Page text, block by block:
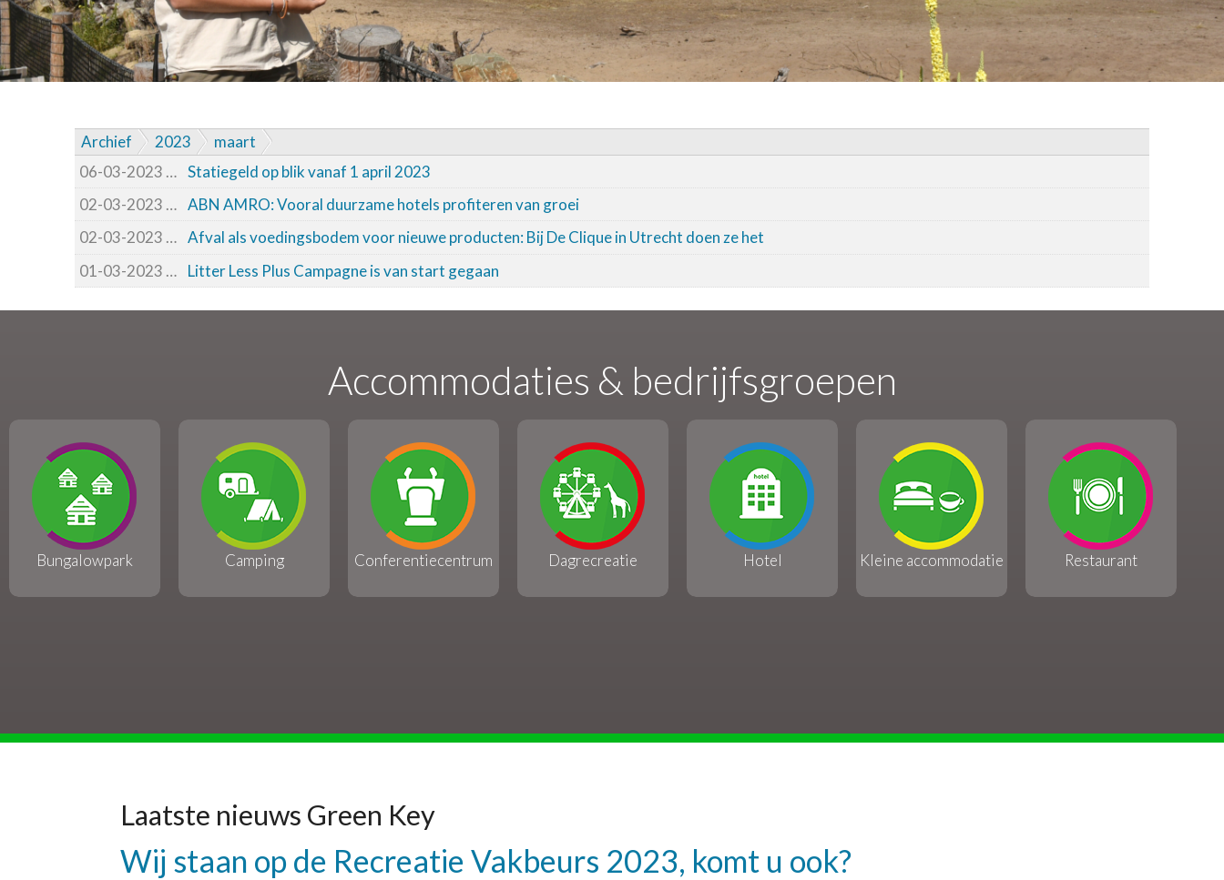
Archief 2023
maart
06-03-2023
Statiegeld op blik vanaf 1 april 2023
02-03-2023
ABN AMRO: Vooral duurzame hotels profiteren van groei
02-03-2023
Afval als voedingsbodem voor nieuwe producten: Bij De Clique in Utrecht doen ze het
01-03-2023
Litter Less Plus Campagne is van start gegaan
Accommodaties & bedrijfsgroepen
Bungalowpark Camping Conferentiecentrum Dagrecreatie Hotel Kleine accommodatie Restaurant
Laatste nieuws Green Key
Wij staan op de Recreatie Vakbeurs 2023, komt u ook?